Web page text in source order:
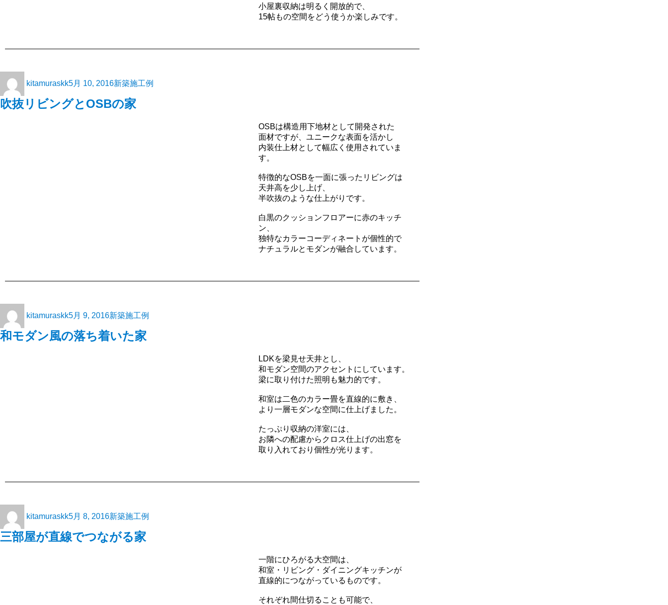
小屋裏収納は明るく開放的で、
15帖もの空間をどう使うか楽しみです。
kitamuraskk5月 10, 2016新築施工例
吹抜リビングとOSBの家
OSBは構造用下地材として開発された
面材ですが、ユニークな表面を活かし
内装仕上材として幅広く使用されていま
す。
特徴的なOSBを一面に張ったリビングは
天井高を少し上げ、
半吹抜のような仕上がりです。
白黒のクッションフロアーに赤のキッチ
ン、
独特なカラーコーディネートが個性的で
ナチュラルとモダンが融合しています。
kitamuraskk5月 9, 2016新築施工例
和モダン風の落ち着いた家
LDKを梁見せ天井とし、
和モダン空間のアクセントにしています。
梁に取り付けた照明も魅力的です。
和室は二色のカラー畳を直線的に敷き、
より一層モダンな空間に仕上げました。
たっぷり収納の洋室には、
お隣への配慮からクロス仕上げの出窓を
取り入れており個性が光ります。
kitamuraskk5月 8, 2016新築施工例
三部屋が直線でつながる家
一階にひろがる大空間は、
和室・リビング・ダイニングキッチンが
直線的につながっているものです。
それぞれ間仕切ることも可能で、